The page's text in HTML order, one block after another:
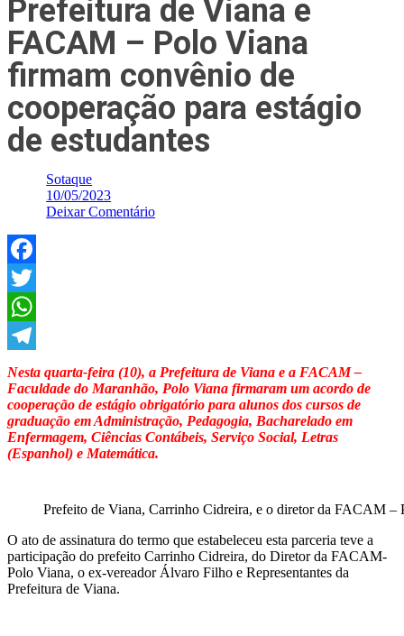
Prefeitura de Viana e
FACAM – Polo Viana
firmam convênio de
cooperação para estágio
de estudantes
Sotaque
10/05/2023
Deixar Comentário
Facebook
Twitter
WhatsApp
Telegram
Nesta quarta-feira (10), a Prefeitura de Viana e a FACAM –
Faculdade do Maranhão, Polo Viana firmaram um acordo de
cooperação de estágio obrigatório para alunos dos cursos de
graduação em Administração, Pedagogia, Bacharelado em
Enfermagem, Ciências Contábeis, Serviço Social, Letras
(Espanhol) e Matemática.
Prefeito de Viana, Carrinho Cidreira, e o diretor da FACAM
O ato de assinatura do termo que estabeleceu esta parceria teve a
participação do prefeito Carrinho Cidreira, do Diretor da FACAM-
Polo Viana, o ex-vereador Álvaro Filho e Representantes da
Prefeitura de Viana.